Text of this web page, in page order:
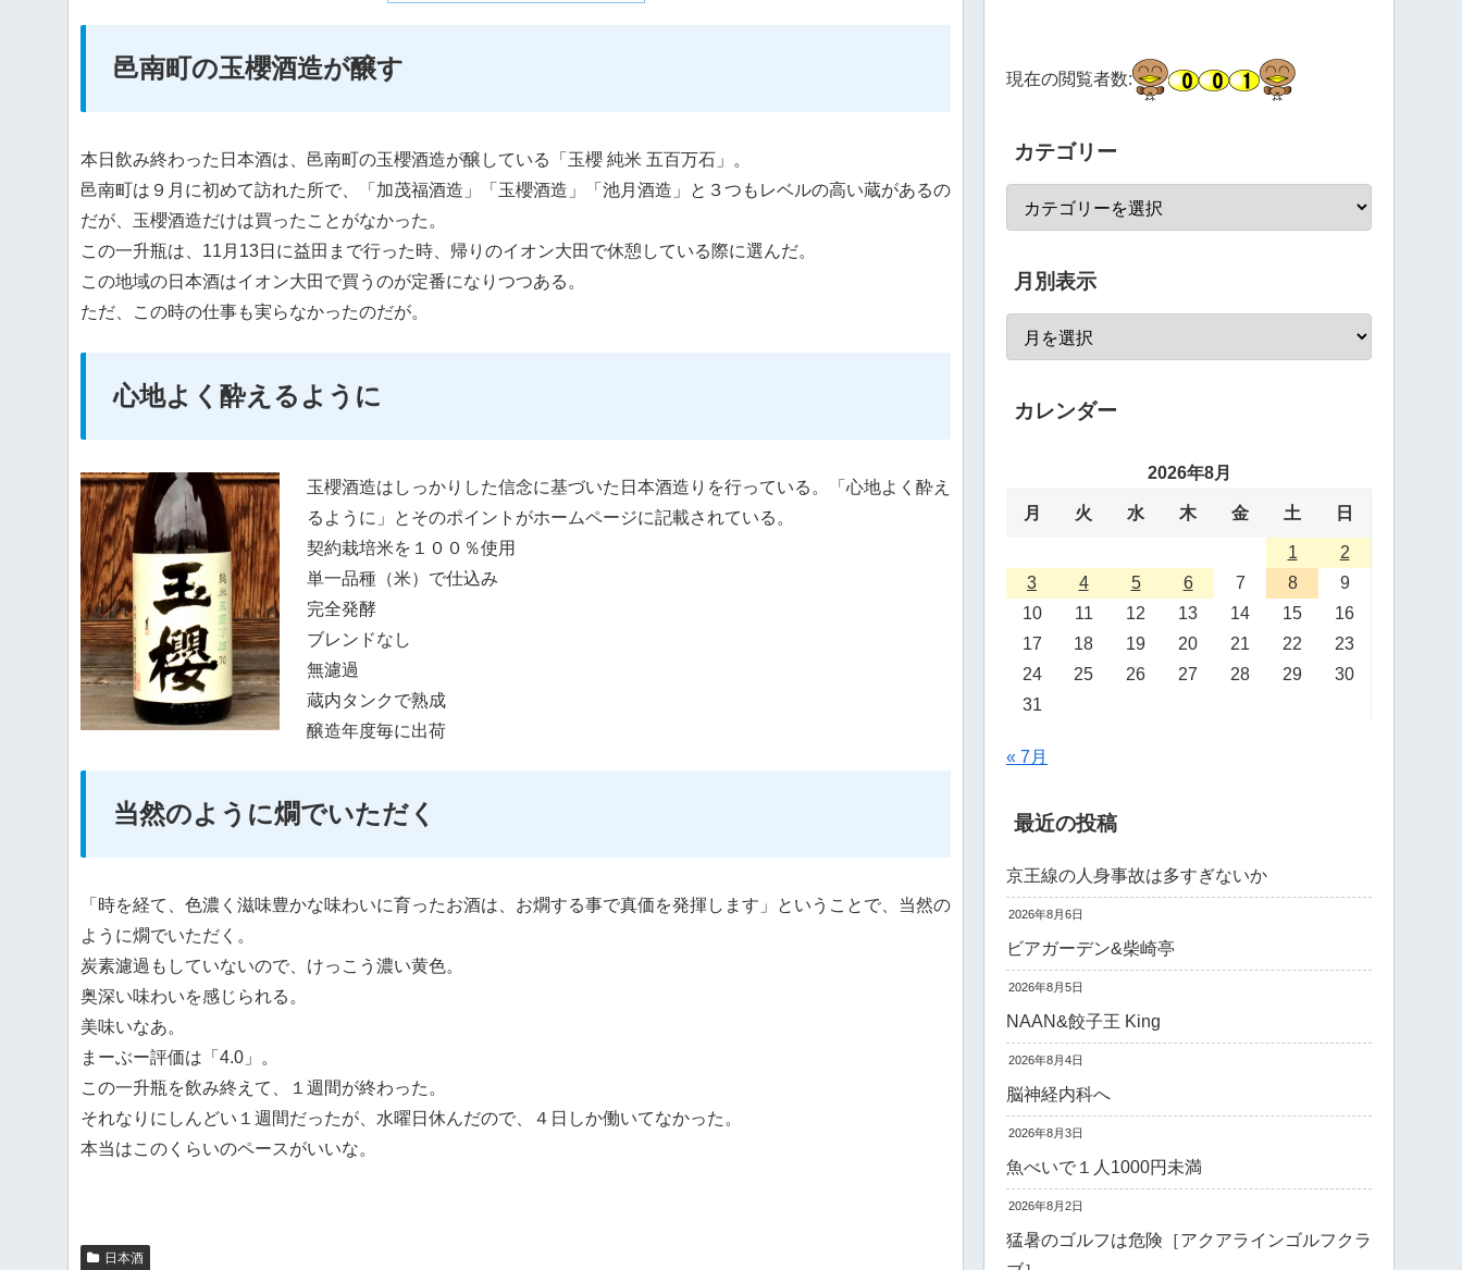
邑南町の玉櫻酒造が醸す
本日飲み終わった日本酒は、邑南町の玉櫻酒造が醸している「玉櫻 純米 五百万石」。
邑南町は９月に初めて訪れた所で、「加茂福酒造」「玉櫻酒造」「池月酒造」と３つもレベルの高い蔵があるの
だが、玉櫻酒造だけは買ったことがなかった。
この一升瓶は、11月13日に益田まで行った時、帰りのイオン大田で休憩している際に選んだ。
この地域の日本酒はイオン大田で買うのが定番になりつつある。
ただ、この時の仕事も実らなかったのだが。
心地よく酔えるように
玉櫻酒造はしっかりした信念に基づいた日本酒造りを行っている。「心地よく酔え
るように」とそのポイントがホームページに記載されている。
契約栽培米を１００％使用
単一品種（米）で仕込み
完全発酵
ブレンドなし
無濾過
蔵内タンクで熟成
醸造年度毎に出荷
当然のように燗でいただく
「時を経て、色濃く滋味豊かな味わいに育ったお酒は、お燗する事で真価を発揮します」ということで、当然の
ように燗でいただく。
炭素濾過もしていないので、けっこう濃い黄色。
奥深い味わいを感じられる。
美味いなあ。
まーぶー評価は「4.0」。
この一升瓶を飲み終えて、１週間が終わった。
それなりにしんどい１週間だったが、水曜日休んだので、４日しか働いてなかった。
本当はこのくらいのペースがいいな。
日本酒
現在の閲覧者数:
カテゴリー
月別表示
カレンダー
2026年8月
月 火 水 木 金 土 日
1
2
3
4 5 6 7 8
9
10
11 12 13 14 15
16
17
18 19 20 21 22
23
24
25 26 27 28 29
30
31
« 7月
最近の投稿
京王線の人身事故は多すぎないか
2026年8月6日
ビアガーデン&柴崎亭
2026年8月5日
NAAN&餃子王 King
2026年8月4日
脳神経内科へ
2026年8月3日
魚べいで１人1000円未満
2026年8月2日
猛暑のゴルフは危険［アクアラインゴルフクラ